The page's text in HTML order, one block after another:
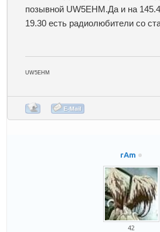
позывной UW5EHM.Да и на
19.30 есть радиолюбители со
UW5EHM
rAm
42